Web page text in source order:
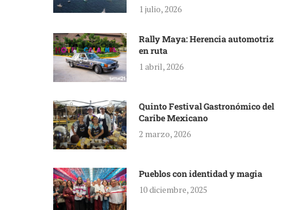
1 julio, 2026
Rally Maya: Herencia automotriz
en ruta
1 abril, 2026
Quinto Festival Gastronómico del
Caribe Mexicano
2 marzo, 2026
Pueblos con identidad y magia
10 diciembre, 2025